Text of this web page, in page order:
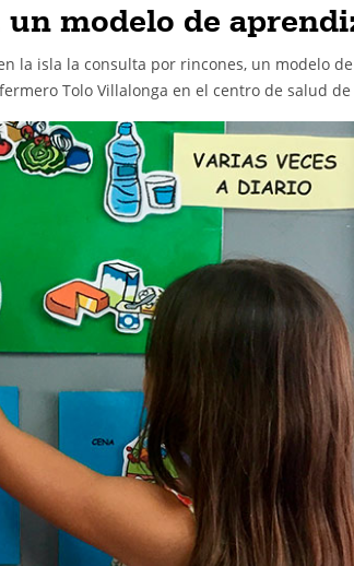
modelo de
la isla la consulta por rincones, un modelo de
Tolo Villalonga en el centro de salud de